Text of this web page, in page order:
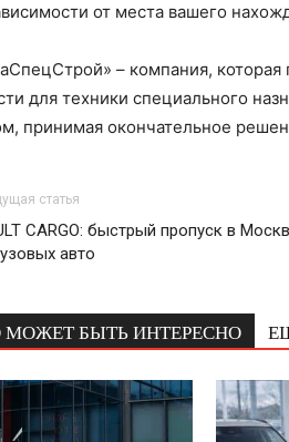
от места вашего
– компания,
для техники специального
принимая окончательное
статья
CARGO: быстрый пропуск в
авто
МОЖЕТ БЫТЬ ИНТЕРЕСНО